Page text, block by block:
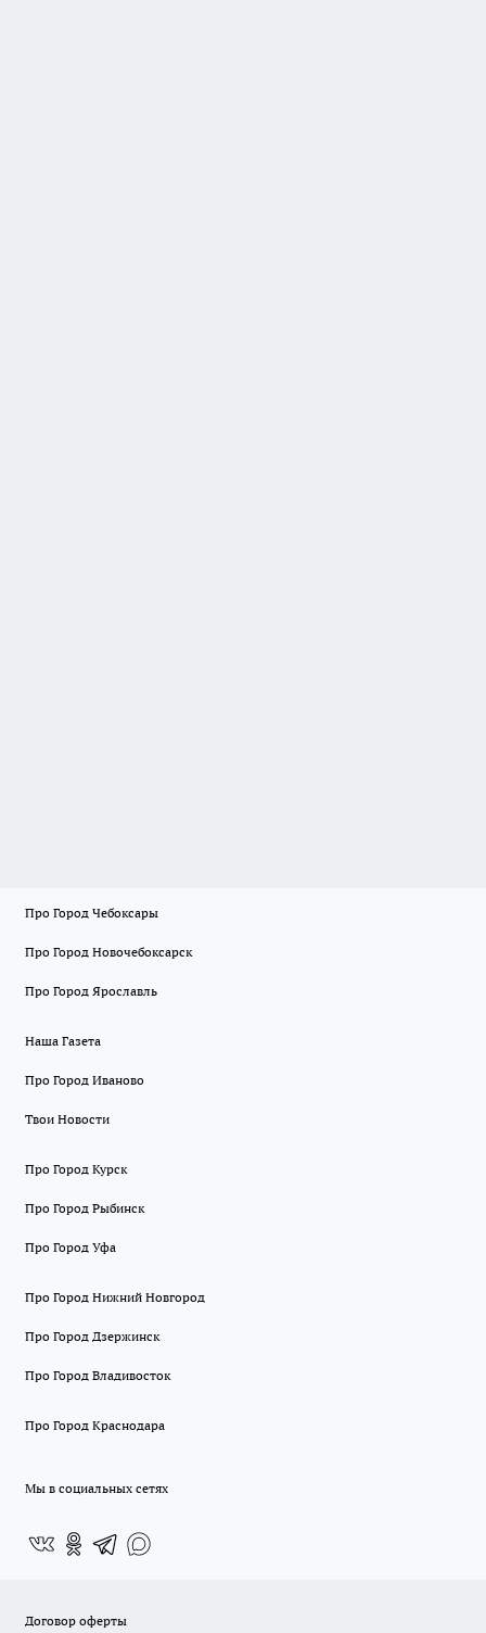
Про Город Чебоксары
Про Город Новочебоксарск
Про Город Ярославль
Наша Газета
Про Город Иваново
Твои Новости
Про Город Курск
Про Город Рыбинск
Про Город Уфа
Про Город Нижний Новгород
Про Город Дзержинск
Про Город Владивосток
Про Город Краснодара
Мы в социальных сетях
Договор оферты